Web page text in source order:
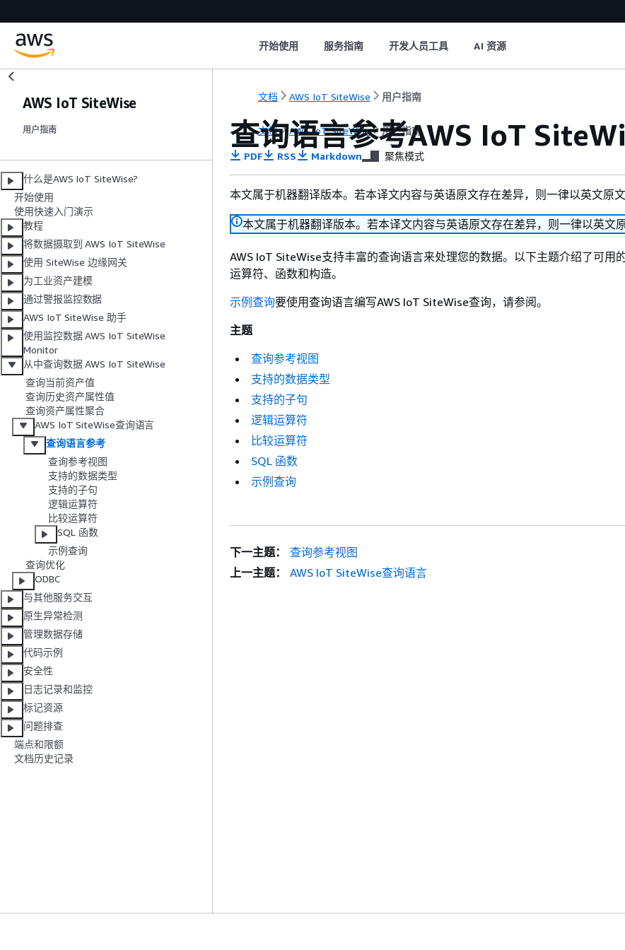
开始使用 服务指南 开发人员工具 AI 资源
AWS IoT SiteWise
用户指南
什么是AWS IoT SiteWise?
开始使用
使用快速入门演示
教程
将数据摄取到 AWS IoT SiteWise
使用 SiteWise 边缘网关
为工业资产建模
通过警报监控数据
AWS IoT SiteWise 助手
使用监控数据 AWS IoT SiteWise
Monitor
从中查询数据 AWS IoT SiteWise
查询当前资产值
查询历史资产属性值
查询资产属性聚合
AWS IoT SiteWise查询语言
查询语言参考
查询参考视图
支持的数据类型
支持的子句
逻辑运算符
比较运算符
SQL 函数
示例查询
查询优化
ODBC
与其他服务交互
原生异常检测
管理数据存储
代码示例
安全性
日志记录和监控
标记资源
问题排查
端点和限额
文档历史记录
文档 AWS IoT SiteWise 用户指南
文档 AWS IoT SiteWise 用户指南
查询语言参考AWS IoT
PDF RSS Markdown 聚焦模式
本文属于机器翻译版本。若本译文内容与英语原文存在差异，则一律以英文原文
本文属于机器翻译版本。若本译文内容与英语原文存在差异，则一律以英文原
AWS IoT SiteWise支持丰富的查询语言来处理您的数据。以下主题介绍了可用的
运算符、函数和构造。
示例查询要使用查询语言编写AWS IoT SiteWise查询，请参阅。
主题
查询参考视图
支持的数据类型
支持的子句
逻辑运算符
比较运算符
SQL 函数
示例查询
下一主题：
查询参考视图
上一主题：
AWS IoT SiteWise查询语言